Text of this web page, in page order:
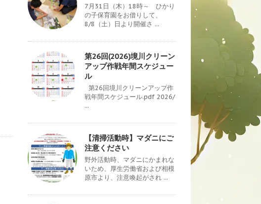
7月31日（木）18時～ ひかり
の子保育園をお借りして、
8/8（土）日より開催さ ...
第26回(2026)境川クリーン
アップ作戦年間スケジュー
ル
第26回境川クリーンアップ作
戦年間スケジュール.pdf 2026/
...
【清掃活動時】マダニにご
注意ください
野外活動時、マダニにかまれな
いため、厚生労働省および相模
原市より、注意喚起がされ ...